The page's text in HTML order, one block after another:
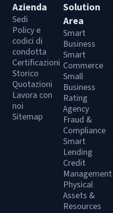
Azienda
Sedi
Policy e
codici di
condotta
Certificazioni
Storico
Quotazioni
Lavora con
noi
Sitemap
Solution
Area
Smart
Business
Smart
Commerce
Small
Business
Rating
Agency
Fraud &
Compliance
Smart
Lending
Credit
Management
Physical
Assets &
Resources